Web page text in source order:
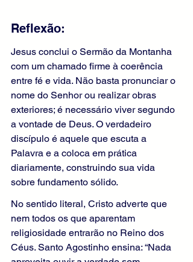
Reflexão:
Jesus conclui o Sermão da Montanha
com um chamado firme à coerência
entre fé e vida. Não basta pronunciar o
nome do Senhor ou realizar obras
exteriores; é necessário viver segundo
a vontade de Deus. O verdadeiro
discípulo é aquele que escuta a
Palavra e a coloca em prática
diariamente, construindo sua vida
sobre fundamento sólido.
No sentido literal, Cristo adverte que
nem todos os que aparentam
religiosidade entrarão no Reino dos
Céus. Santo Agostinho ensina: “Nada